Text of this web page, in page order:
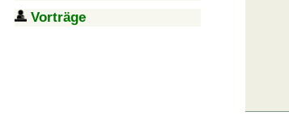
Vorträge